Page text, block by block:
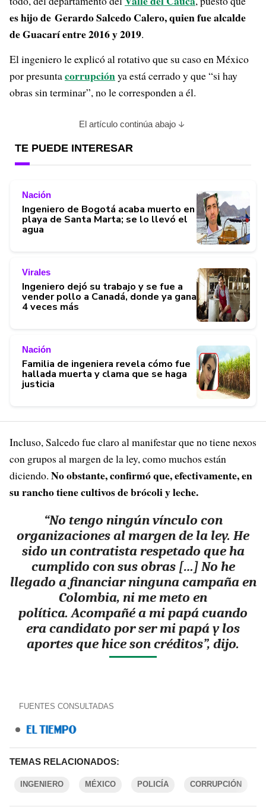
es hijo de Gerardo Salcedo Calero, quien fue alcalde
de Guacarí entre 2016 y 2019.
El ingeniero le explicó al rotativo que su caso en México
por presuntacorrupciónya está cerrado y que “si hay
obras sin terminar”, no le corresponden a él.
El artículo continúa abajo
TE PUEDE INTERESAR
Nación
Ingeniero de Bogotá acaba muerto en
playa de Santa Marta; se lo llevó el
agua
Virales
Ingeniero dejó su trabajo y se fue a
vender pollo a Canadá, donde ya gana
4 veces más
Nación
Familia de ingeniera revela cómo fue
hallada muerta y clama que se haga
justicia
Incluso, Salcedo fue claro al manifestar que no tiene nexos
con grupos al margen de la ley, como muchos están
diciendo. No obstante, confirmó que, efectivamente, en
su rancho tiene cultivos de brócoli y leche.
“No tengo ningún vínculo con
organizaciones al margen de la ley. He
sido un contratista respetado que ha
cumplido con sus obras […] No he
llegado a financiar ninguna campaña en
Colombia, ni me meto en
política. Acompañé a mi papá cuando
era candidato por ser mi papá y los
aportes que hice son créditos”, dijo.
FUENTES CONSULTADAS
TEMAS RELACIONADOS:
INGENIERO MÉXICO POLICÍA CORRUPCIÓN